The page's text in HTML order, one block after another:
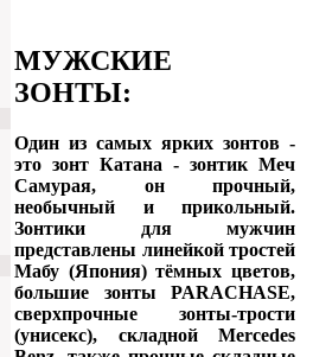
МУЖСКИЕ
ЗОНТЫ:
Один из самых ярких зонтов -
это зонт Катана - зонтик Меч
Самурая, он прочный,
необычный и прикольный.
Зонтики для мужчин
представлены линейкой тростей
Мабу (Япония) тёмных цветов,
большие зонты PARACHASE,
сверхпрочные зонты-трости
(унисекс), складной Mercedes